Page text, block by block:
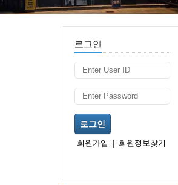
로그인
로그인
회원가입 회원정보찾기